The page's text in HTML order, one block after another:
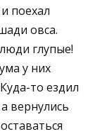
поехал
овса.
глупые!
у них
то ездил
вернулись